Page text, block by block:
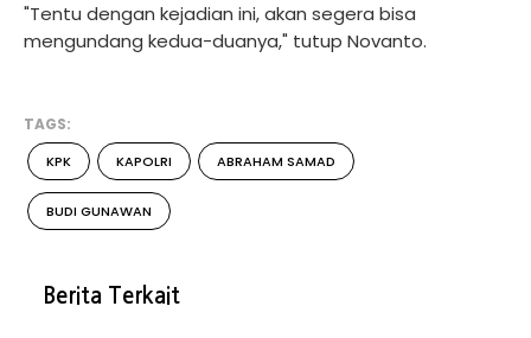
"Tentu dengan kejadian ini, akan segera bisa
mengundang kedua-duanya," tutup Novanto.
TAGS:
KPK KAPOLRI ABRAHAM SAMAD
BUDI GUNAWAN
Berita Terkait